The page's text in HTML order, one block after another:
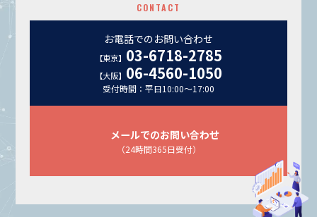
CONTACT
お電話でのお問い合わせ
【東京】 03-6718-2785
【大阪】 06-4560-1050
受付時間：平日10:00～17:00
メールでのお問い合わせ
（24時間365日受付）